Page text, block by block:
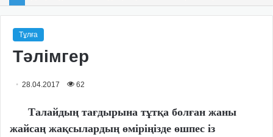
Тұлға
Тәлімгер
28.04.2017 62
Талайдың тағдырына тұтқа болған жаны
жайсаң жақсылардың өміріңізде өшпес із